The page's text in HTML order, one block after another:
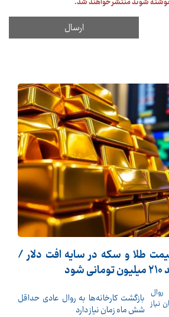
نوشته شوند منتشر خواهند شد.
طلا و سکه در سایه افت دلار /
بازگشت کارخانه‌ها به روال عادی حداقل
شش ماه زمان نیاز دارد